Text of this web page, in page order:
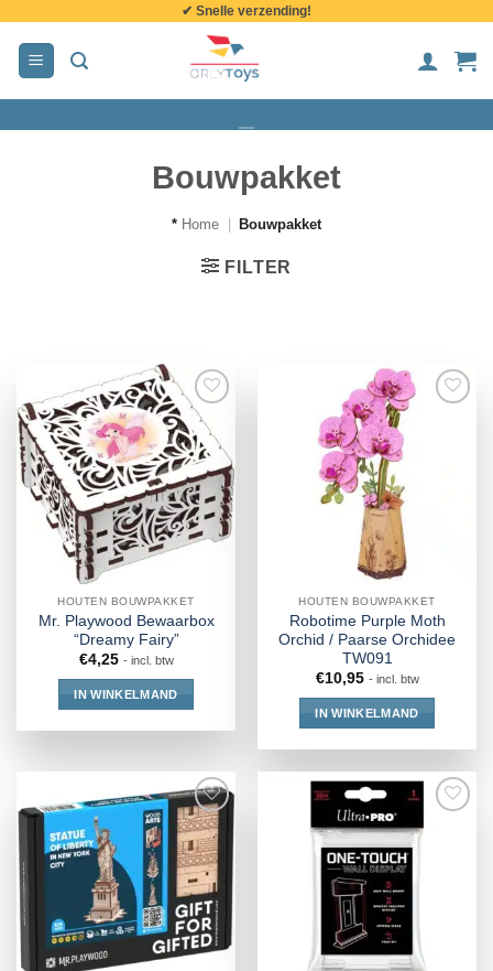
inhoud
✔ Snelle verzending!
Bouwpakket
* Home Bouwpakket
FILTER
HOUTEN BOUWPAKKET
Mr. Playwood Bewaarbox
“Dreamy Fairy”
€4,25 - incl. btw
IN WINKELMAND
HOUTEN BOUWPAKKET
Robotime Purple Moth
Orchid / Paarse Orchidee
TW091
€10,95 - incl. btw
IN WINKELMAND